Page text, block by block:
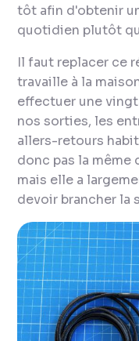
tôt afin d'obtenir
quotidien plutôt
Il faut replacer ce
travaille à la
effectuer une
nos sorties, les
allers-retours
donc pas la même
mais elle a
devoir brancher la